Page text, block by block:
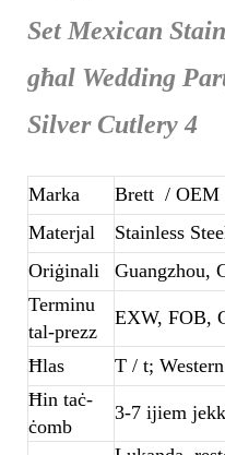
Marka Brett / OEM
Materjal
Stainless
Oriġinali
Guangzhou,
Terminu
tal-prezz
EXW, FOB,
Ħlas
T / t;
Ħin taċ-
ċomb
3-7 ijiem